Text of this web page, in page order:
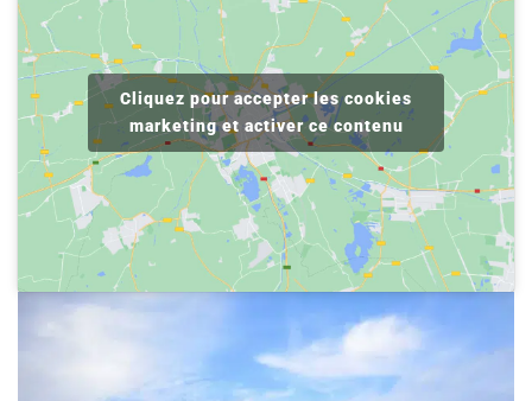
Cliquez pour accepter les cookies
marketing et activer ce contenu